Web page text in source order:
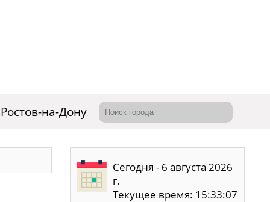
Ростов-на-Дону
Сегодня - 6 августа 2026
г.
Текущее время: 15:33:08